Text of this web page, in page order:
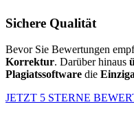
Sichere Qualität
Bevor Sie Bewertungen
Korrektur. Darüber hinaus
Plagiatssoftware die
JETZT 5 STERNE